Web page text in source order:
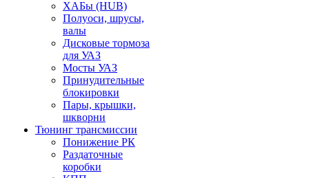
ХАБы (HUB)
Полуоси, шрусы,
валы
Дисковые тормоза
для УАЗ
Мосты УАЗ
Принудительные
блокировки
Пары, крышки,
шкворни
Тюнинг трансмиссии
Понижение РК
Раздаточные
коробки